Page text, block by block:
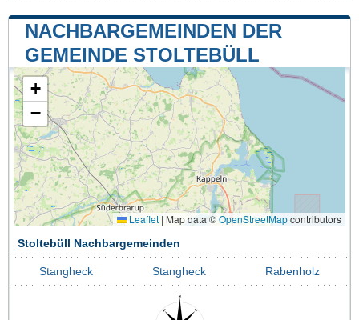
NACHBARGEMEINDEN DER
GEMEINDE STOLTEBÜLL
+
−
Leaflet | Map data ©OpenStreetMapcontributors
Stoltebüll Nachbargemeinden
Stangheck Stangheck Rabenholz